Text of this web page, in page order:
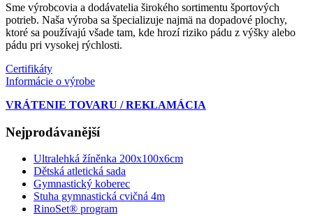
Sme výrobcovia a dodávatelia širokého sortimentu športových
potrieb. Naša výroba sa špecializuje najmä na dopadové plochy,
ktoré sa používajú všade tam, kde hrozí riziko pádu z výšky alebo
pádu pri vysokej rýchlosti.
Certifikáty
Informácie o výrobe
VRÁTENIE TOVARU / REKLAMÁCIA
Nejprodávanější
Ultralehká žíněnka 200x100x6cm
Dětská atletická sada
Gymnastický koberec
Stuha gymnastická cvičná 4m
RinoSet® program